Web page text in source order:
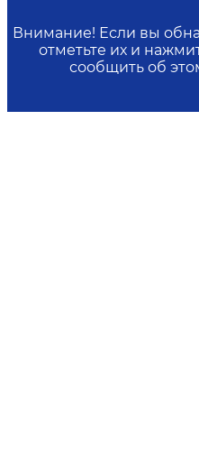
Внимание! Если вы
отметьте их и
сообщить об